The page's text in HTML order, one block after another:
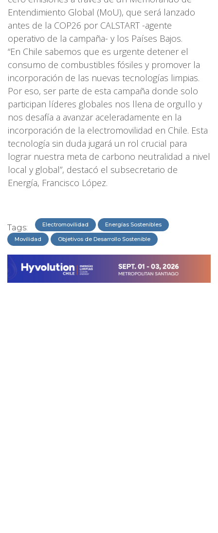
Entendimiento Global (MoU), que será lanzado
antes de la COP26 por CALSTART -agente
operativo de la campaña- y los Países Bajos.
“En Chile sabemos que es urgente detener el
consumo de combustibles fósiles y promover la
incorporación de las nuevas tecnologías limpias.
Por eso, ser parte de esta campaña donde solo
participan líderes globales nos llena de orgullo y
nos desafía a avanzar aceleradamente en la
incorporación de la electromovilidad en Chile. Esta
tecnología sin duda jugará un rol crucial para
lograr nuestra meta de carbono neutralidad a nivel
local y global”, destacó el subsecretario de
Energía, Francisco López.
Tags: Electromovilidad Energías Sostenibles
Movilidad Objetivos de Desarrollo Sostenible